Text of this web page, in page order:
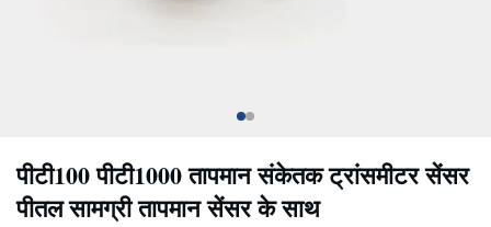
पीटी100 पीटी1000 तापमान संकेतक ट्रांसमीटर सेंसर
पीतल सामग्री तापमान सेंसर के साथ